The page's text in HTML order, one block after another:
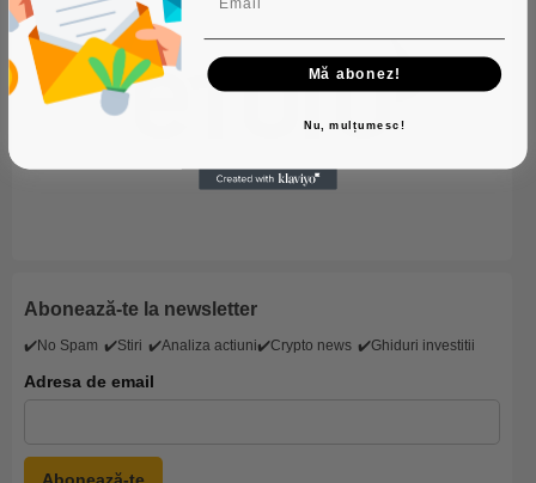
Abonează-te la newsletter
✔️No Spam ✔️Stiri ✔️Analiza actiuni✔️Crypto news ✔️Ghiduri investitii
Adresa de email
Mă abonez!
Nu, mulțumesc!